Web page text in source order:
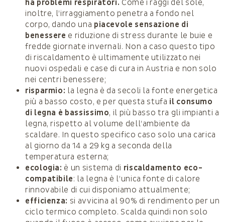
ha problemi respiratori. Come i raggi del sole,
inoltre, l’irraggiamento penetra a fondo nel
corpo, dando una piacevole sensazione di
benessere e riduzione di stress durante le buie e
fredde giornate invernali. Non a caso questo tipo
di riscaldamento è ultimamente utilizzato nei
nuovi ospedali e case di cura in Austria e non solo
nei centri benessere;
risparmio: la legna è da secoli la fonte energetica
più a basso costo, e per questa stufa il consumo
di legna è bassissimo, il più basso tra gli impianti a
legna, rispetto al volume dell’ambiente da
scaldare. In questo specifico caso solo una carica
al giorno da 14 a 29 kg a seconda della
temperatura esterna;
ecologia: è un sistema di riscaldamento eco-
compatibile: la legna è l’unica fonte di calore
rinnovabile di cui disponiamo attualmente;
efficienza: si avvicina al 90% di rendimento per un
ciclo termico completo. Scalda quindi non solo